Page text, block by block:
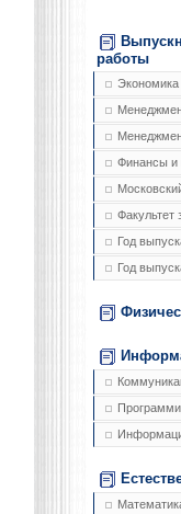
работы
Экономика
Финансы и
Факультет
Год
Год